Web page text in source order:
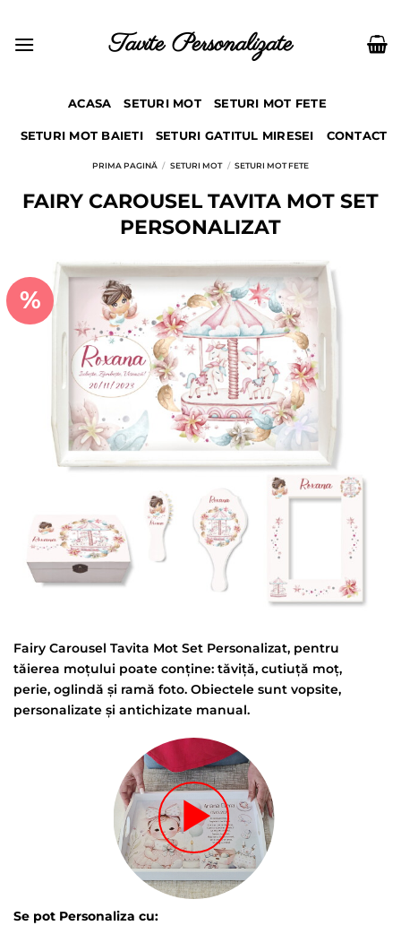
content
Tavite Personalizate
ACASA SETURI MOT SETURI MOT FETE
SETURI MOT BAIETI SETURI GATITUL MIRESEI CONTACT
PRIMA PAGINĂ / SETURI MOT / SETURI MOT FETE
FAIRY CAROUSEL TAVITA MOT SET
PERSONALIZAT
%
Fairy Carousel Tavita Mot Set Personalizat, pentru
tăierea moțului poate conține: tăviță, cutiuță moț,
perie, oglindă și ramă foto. Obiectele sunt vopsite,
personalizate și antichizate manual.
Se pot Personaliza cu: